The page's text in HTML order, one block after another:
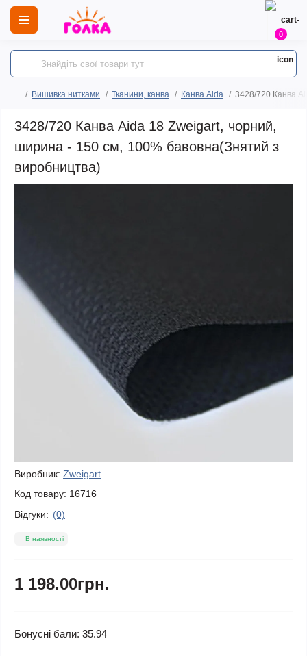
0
Вишивка нитками Тканини, канва Канва Aida 3428/720 Канва
3428/720 Канва Aida 18 Zweigart, чорний,
ширина - 150 см, 100% бавовна(Знятий з
виробництва)
Виробник: Zweigart
Код товару: 16716
Відгуки: (0)
В наявності
1 198.00грн.
Бонусні бали: 35.94